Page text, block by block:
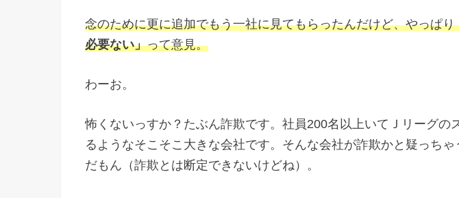
念のために更に追加でもう一社に見てもらったんだけど、やっぱり
必要ない」って意見。
わーお。
怖くないっすか？たぶん詐欺です。社員200名以上いてＪリーグの
るようなそこそこ大きな会社です。そんな会社が詐欺かと疑っち
だもん（詐欺とは断定できないけどね）。